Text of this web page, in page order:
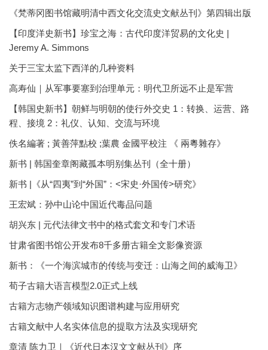
《梵蒂冈图书馆藏明清中西文化交流史文献丛刊》第四辑出版
【印度洋史新书】珍宝之海：古代印度洋贸易的文化史 |
Jeremy A. Simmons
关于三宝太监下西洋的几种资料
高寿仙｜从军事要塞到治理单元：明代卫所远不止是军营
【韩国史新书】朝鲜与明朝的使行外交史 1：转换、运营、路
程、接境 2：礼仪、认知、交流与环境
佚名編著 ; 黃善萍點校 ;葉農 金國平校注 《 兩粵雜存》
新书 | 韩国奎章阁藏孤本明别集丛刊（全十册）
新书 |《从“四夷”到“外国”：<宋史·外国传>研究》
王宏斌：孙中山论中国近代毒品问题
胡兴东 | 元代法律文书中的格式套文和专门术语
甘肃省图书馆公开发布8千多册古籍全文影像资源
新书：《一个海滨城市的传统与变迁：山海之间的威海卫》
荀子古籍大语言模型2.0正式上线
古籍方志物产领域知识图谱构建与应用研究
古籍文献中人名实体信息的提取方法及实现研究
章清 陈力卫｜《近代日本汉文文献丛刊》序